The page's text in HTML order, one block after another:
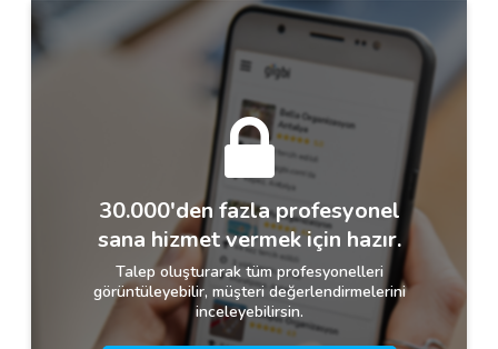
30.000'den fazla profesyonel
sana hizmet vermek için hazır.
Talep oluşturarak tüm profesyonelleri
görüntüleyebilir, müşteri değerlendirmelerini
inceleyebilirsin.